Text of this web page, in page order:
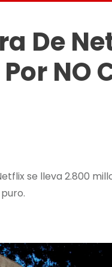
De
NO
se lleva 2.800